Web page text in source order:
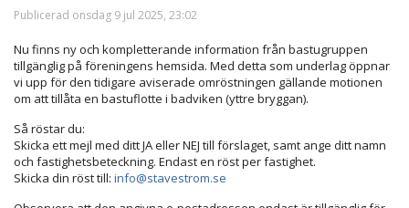
Publicerad onsdag 9 jul 2025, 23:02
Nu finns ny och kompletterande information från bastugruppen
tillgänglig på föreningens hemsida. Med detta som underlag öppnar
vi upp för den tidigare aviserade omröstningen gällande motionen
om att tillåta en bastuflotte i badviken (yttre bryggan).
Så röstar du:
Skicka ett mejl med ditt JA eller NEJ till förslaget, samt ange ditt namn
och fastighetsbeteckning. Endast en röst per fastighet.
Skicka din röst till: info@stavestrom.se